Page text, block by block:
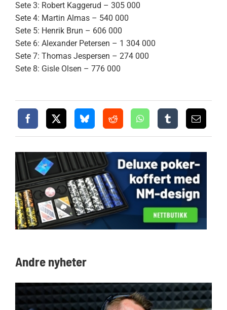
Sete 3: Robert Kaggerud – 305 000
Sete 4: Martin Almas – 540 000
Sete 5: Henrik Brun – 606 000
Sete 6: Alexander Petersen – 1 304 000
Sete 7: Thomas Jespersen – 274 000
Sete 8: Gisle Olsen – 776 000
Andre nyheter